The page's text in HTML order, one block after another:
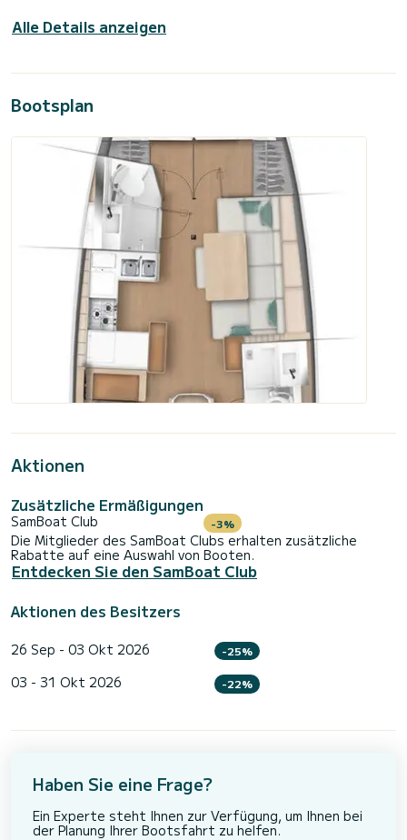
Alle Details anzeigen
Bootsplan
Aktionen
Zusätzliche Ermäßigungen
SamBoat Club -3%
Die Mitglieder des SamBoat Clubs erhalten zusätzliche
Rabatte auf eine Auswahl von Booten.
Entdecken Sie den SamBoat Club
Aktionen des Besitzers
26 Sep - 03 Okt 2026 -25%
03 - 31 Okt 2026 -22%
Haben Sie eine Frage?
Ein Experte steht Ihnen zur Verfügung, um Ihnen bei
der Planung Ihrer Bootsfahrt zu helfen.